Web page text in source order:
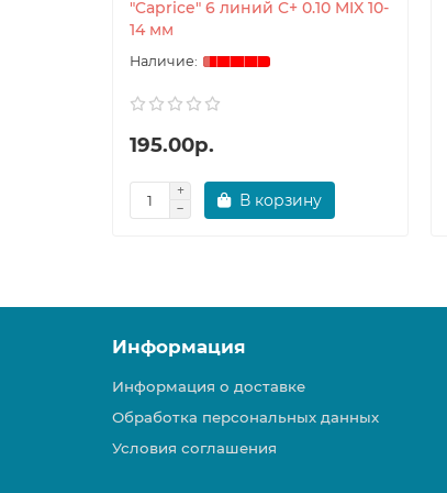
"Caprice" 6 линий C+ 0.10 MIX 10-
14 мм
195.00р.
В корзину
Информация
Информация о доставке
Обработка персональных данных
Условия соглашения